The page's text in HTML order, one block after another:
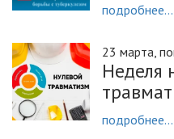
подробнее...
23 марта,
Неделя
подробнее...